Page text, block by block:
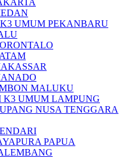
UMUM PEKANBARU
MALUKU
K3 UMUM LAMPUNG
NUSA TENGGARA
PAPUA